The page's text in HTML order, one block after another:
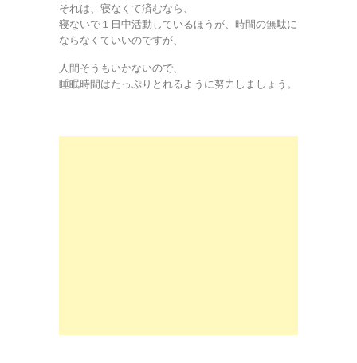
それは、寝なくて済むなら、
寝ないで１日中活動しているほうが、時間の無駄に
ならなくていいのですが、
人間そうもいかないので、
睡眠時間はたっぷりとれるように努力しましょう。